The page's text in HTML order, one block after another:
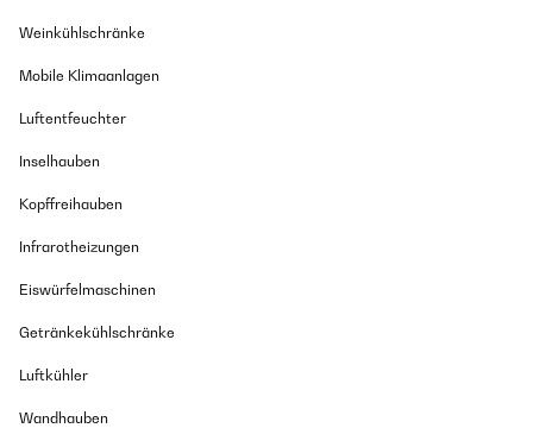
Weinkühlschränke
Mobile Klimaanlagen
Luftentfeuchter
Inselhauben
Kopffreihauben
Infrarotheizungen
Eiswürfelmaschinen
Getränkekühlschränke
Luftkühler
Wandhauben